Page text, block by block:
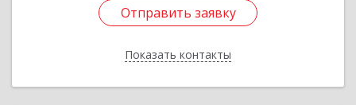
Отправить заявку
Показать контакты
Отправить заявку
Назад